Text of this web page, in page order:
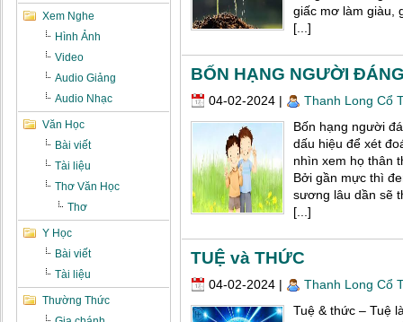
giấc mơ làm giàu,
[...]
BỐN HẠNG NGƯỜI
04-02-2024 |
Thanh Long Cổ
Bốn hạng người
dấu hiệu để xét
nhìn xem họ thân
Bởi gần mực thì
sương lâu dần sẽ
[...]
TUỆ và THỨC
04-02-2024 |
Thanh Long Cổ
Tuệ & thức – Tuệ
Xem Nghe
Hình Ảnh
Video
Audio Giảng
Audio Nhạc
Văn Học
Bài viết
Tài liệu
Thơ Văn Học
Thơ
Y Học
Bài viết
Tài liệu
Thường Thức